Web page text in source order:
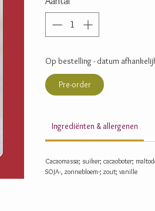
Op bestelling - datum
Pre-order
Ingrediënten & allergenen
Cacaomassa; suiker; cacaoboter;
SOJA-, zonnebloem-; zout; vanille